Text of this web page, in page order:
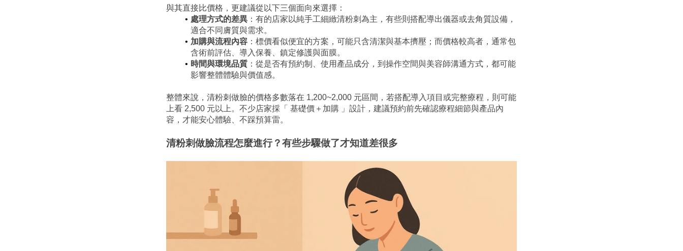
與其直接比價格，更建議從以下三個面向來選擇：
處理方式的差異：有的店家以純手工細緻清粉刺為主，有些則搭配導出儀器或去角質設備，
適合不同膚質與需求。
加購與流程內容：標價看似便宜的方案，可能只含清潔與基本擠壓；而價格較高者，通常包
含術前評估、導入保養、鎮定修護與面膜。
時間與環境品質：從是否有預約制、使用產品成分，到操作空間與美容師溝通方式，都可能
影響整體體驗與價值感。
整體來說，清粉刺做臉的價格多數落在 1,200~2,000 元區間，若搭配導入項目或完整療程，則可能
上看 2,500 元以上。不少店家採「 基礎價＋加購 」設計，建議預約前先確認療程細節與產品內
容，才能安心體驗、不踩預算雷。
清粉刺做臉流程怎麼進行？有些步驟做了才知道差很多